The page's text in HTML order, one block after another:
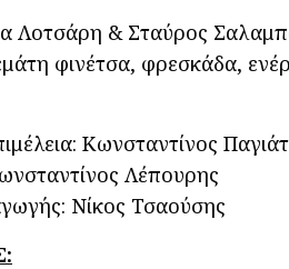
Λοτσάρη & Σταύρος
φινέτσα, φρεσκάδα,
Κωνσταντίνος
Λέπουρης
Νίκος Τσαούσης